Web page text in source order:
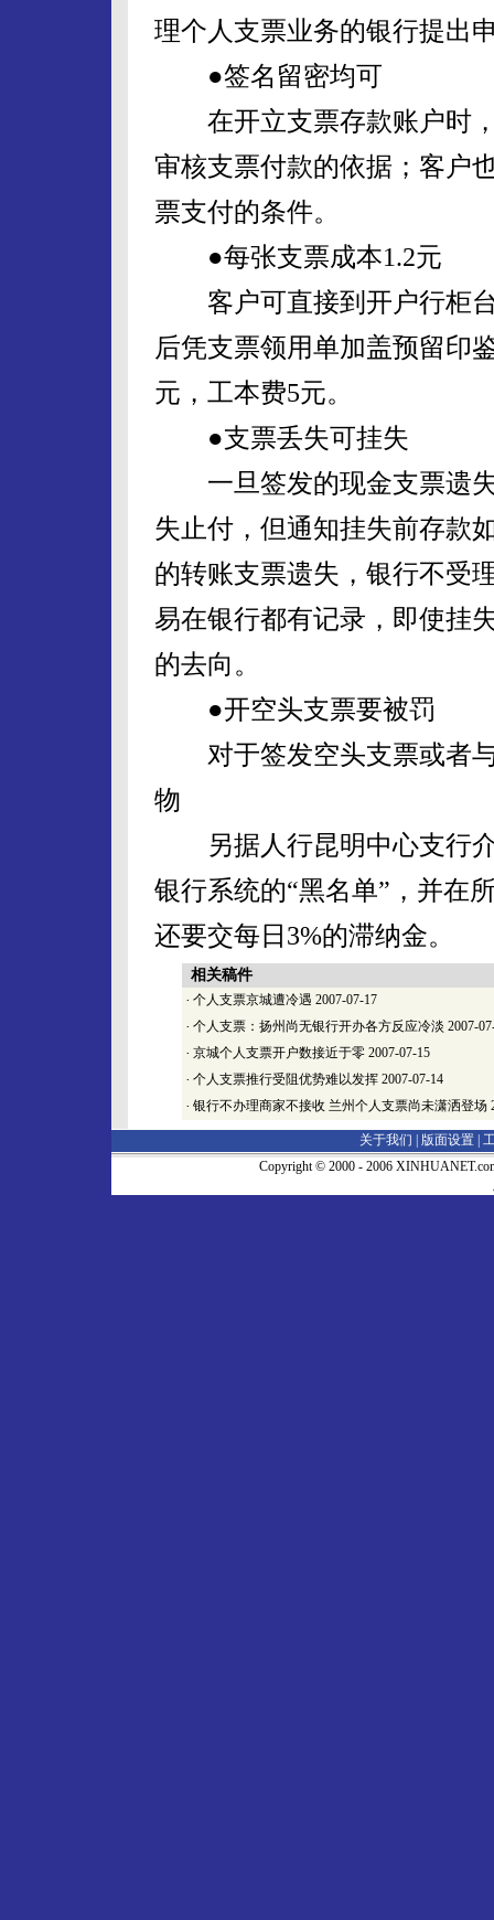
理个人支票业务的银行提出
●签名留密均可
在开立支票存款账户时，
审核支票付款的依据；客户
票支付的条件。
●每张支票成本1.2元
客户可直接到开户行柜台
后凭支票领用单加盖预留印
元，工本费5元。
●支票丢失可挂失
一旦签发的现金支票遗失
失止付，但通知挂失前存款
的转账支票遗失，银行不受
易在银行都有记录，即使挂
的去向。
●开空头支票要被罚
对于签发空头支票或者与
物
另据人行昆明中心支行介
银行系统的“黑名单”，并在
还要交每日3%的滞纳金。
相关稿件
· 个人支票京城遭冷遇 2007-07-17
· 个人支票：扬州尚无银行开办各方反应冷淡 2007-
· 京城个人支票开户数接近于零 2007-07-15
· 个人支票推行受阻优势难以发挥 2007-07-14
· 银行不办理商家不接收 兰州个人支票尚未潇洒登场
关于我们 | 版面设置
Copyright © 2000 - 2006